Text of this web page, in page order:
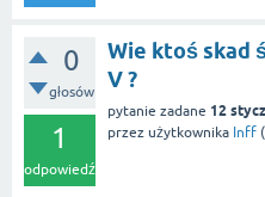
0
głosów
1
odpowiedź
Wie ktoś skad
V ?
pytanie zadane 12
przez użytkownika Inff (